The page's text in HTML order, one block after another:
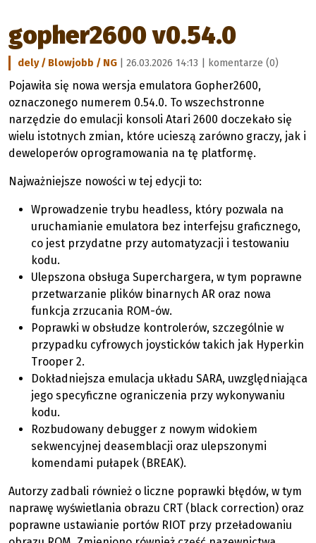
gopher2600 v0.54.0
dely / Blowjobb / NG | 26.03.2026 14:13 | komentarze (0)
Pojawiła się nowa wersja emulatora Gopher2600,
oznaczonego numerem 0.54.0. To wszechstronne
narzędzie do emulacji konsoli Atari 2600 doczekało się
wielu istotnych zmian, które ucieszą zarówno graczy, jak i
deweloperów oprogramowania na tę platformę.
Najważniejsze nowości w tej edycji to:
Wprowadzenie trybu headless, który pozwala na
uruchamianie emulatora bez interfejsu graficznego,
co jest przydatne przy automatyzacji i testowaniu
kodu.
Ulepszona obsługa Superchargera, w tym poprawne
przetwarzanie plików binarnych AR oraz nowa
funkcja zrzucania ROM-ów.
Poprawki w obsłudze kontrolerów, szczególnie w
przypadku cyfrowych joysticków takich jak Hyperkin
Trooper 2.
Dokładniejsza emulacja układu SARA, uwzględniająca
jego specyficzne ograniczenia przy wykonywaniu
kodu.
Rozbudowany debugger z nowym widokiem
sekwencyjnej deasemblacji oraz ulepszonymi
komendami pułapek (BREAK).
Autorzy zadbali również o liczne poprawki błędów, w tym
naprawę wyświetlania obrazu CRT (black correction) oraz
poprawne ustawianie portów RIOT przy przeładowaniu